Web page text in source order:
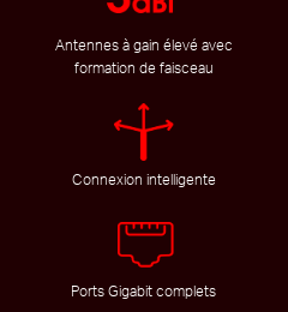
Antennes à gain élevé avec
formation de faisceau
Connexion intelligente
Ports Gigabit complets